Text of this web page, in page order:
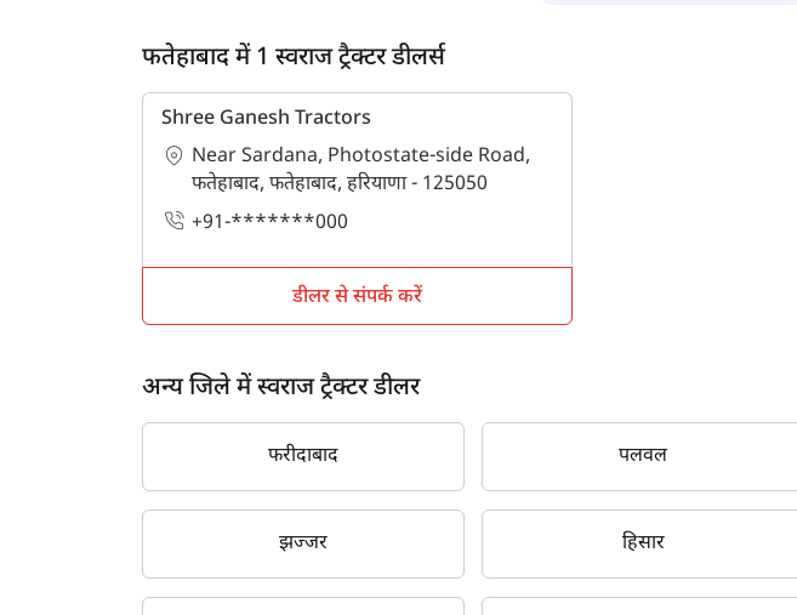
फतेहाबाद में 1 स्वराज ट्रैक्टर डीलर्स
Shree Ganesh Tractors
Near Sardana, Photostate-side Road,
फतेहाबाद, फतेहाबाद, हरियाणा - 125050
+91-*******000
डीलर से संपर्क करें
अन्य जिले में स्वराज ट्रैक्टर डीलर
फरीदाबाद पलवल
झज्जर हिसार